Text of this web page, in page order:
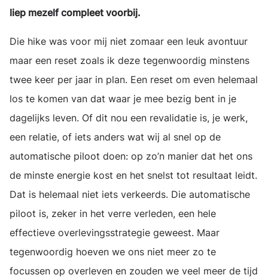
liep mezelf compleet voorbij.
Die hike was voor mij niet zomaar een leuk avontuur
maar een reset zoals ik deze tegenwoordig minstens
twee keer per jaar in plan. Een reset om even helemaal
los te komen van dat waar je mee bezig bent in je
dagelijks leven. Of dit nou een revalidatie is, je werk,
een relatie, of iets anders wat wij al snel op de
automatische piloot doen: op zo’n manier dat het ons
de minste energie kost en het snelst tot resultaat leidt.
Dat is helemaal niet iets verkeerds. Die automatische
piloot is, zeker in het verre verleden, een hele
effectieve overlevingsstrategie geweest. Maar
tegenwoordig hoeven we ons niet meer zo te
focussen op overleven en zouden we veel meer de tijd